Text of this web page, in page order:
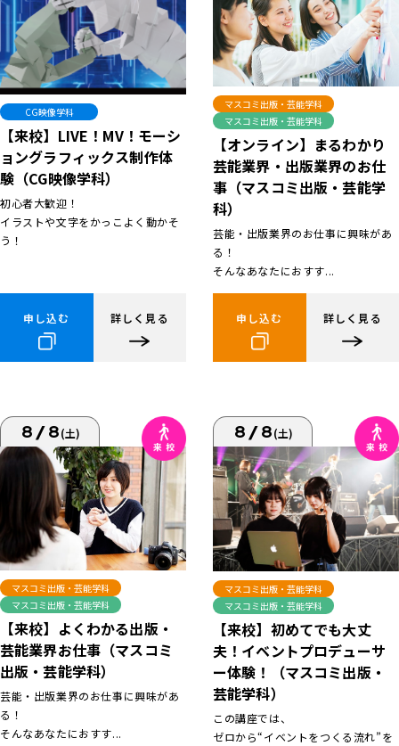
CG映像学科
【来校】LIVE！MV！モーシ
ョングラフィックス制作体
験（CG映像学科）
初心者大歓迎！
イラストや文字をかっこよく動かそ
う！
申し込む 詳しく見る
マスコミ出版・芸能学科
マスコミ出版・芸能学科
【オンライン】まるわかり
芸能業界・出版業界のお仕
事（マスコミ出版・芸能学
科）
芸能・出版業界のお仕事に興味があ
る！
そんなあなたにおすす...
申し込む 詳しく見る
8/8(土)
マスコミ出版・芸能学科
マスコミ出版・芸能学科
【来校】よくわかる出版・
芸能業界お仕事（マスコミ
出版・芸能学科）
芸能・出版業界のお仕事に興味があ
る！
そんなあなたにおすす...
8/8(土)
マスコミ出版・芸能学科
マスコミ出版・芸能学科
【来校】初めてでも大丈
夫！イベントプロデューサ
ー体験！（マスコミ出版・
芸能学科）
この講座では、
ゼロから“イベントをつくる流れ”を